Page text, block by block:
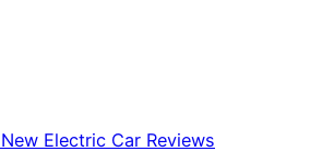
Electric Car Reviews